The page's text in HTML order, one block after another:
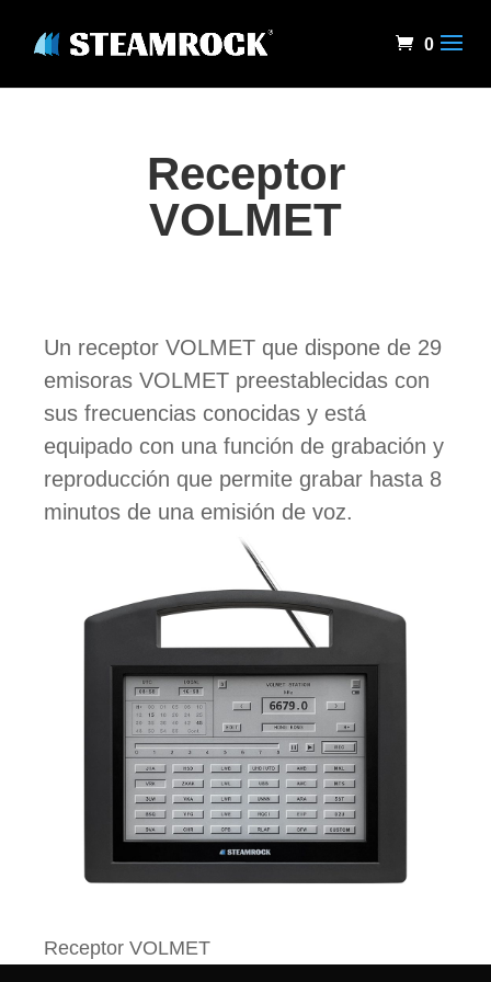
0
Receptor
VOLMET
Un receptor VOLMET que dispone de 29
emisoras VOLMET preestablecidas con
sus frecuencias conocidas y está
equipado con una función de grabación y
reproducción que permite grabar hasta 8
minutos de una emisión de voz.
Receptor VOLMET